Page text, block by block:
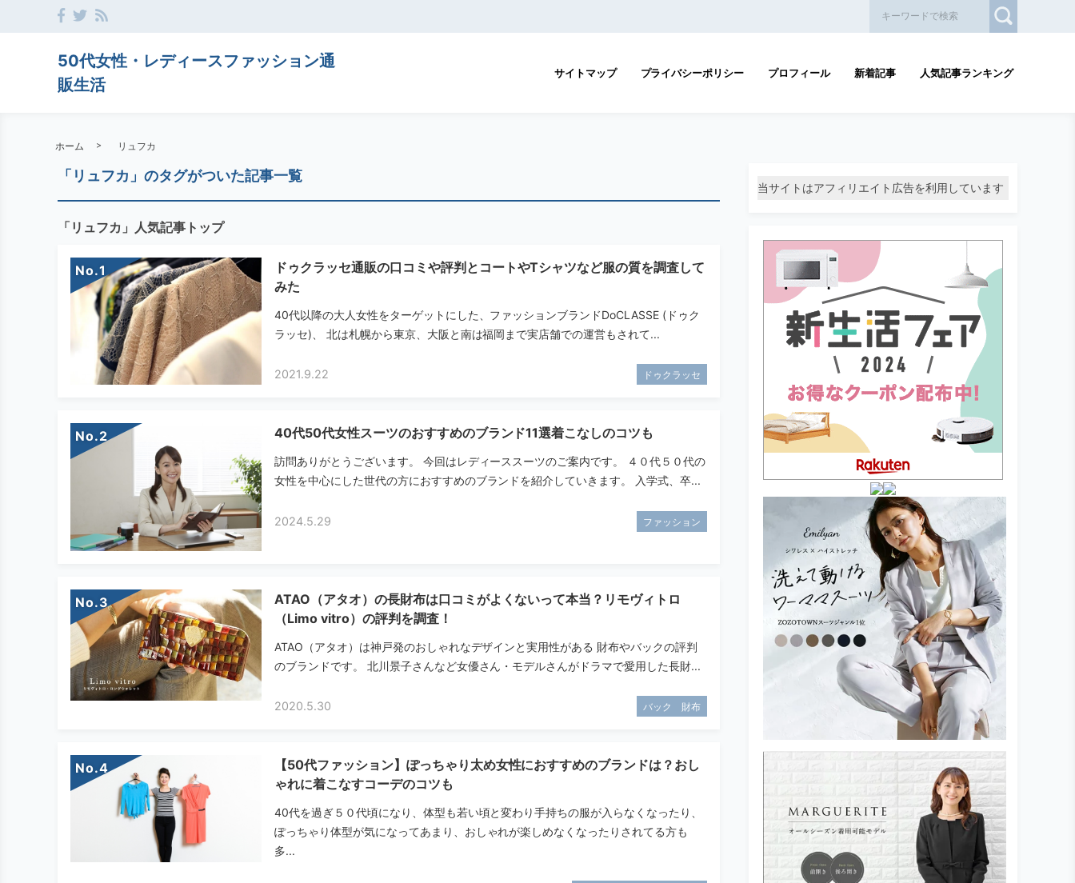
50代女性・レディースファッション通
販生活
サイトマップ プライバシーポリシー プロフィール 新着記事 人気記事ランキング
ホーム リュフカ
「リュフカ」のタグがついた記事一覧
「リュフカ」人気記事トップ
No.
ドゥクラッセ通販の口コミや評判とコートやTシャツなど服の質を調査して
みた
40代以降の大人女性をターゲットにした、ファッションブランドDoCLASSE (ドゥク
ラッセ)、 北は札幌から東京、大阪と南は福岡まで実店舗での運営もされて...
2021.9.22 ドゥクラッセ
No. 40代50代女性スーツのおすすめのブランド11選着こなしのコツも
訪問ありがとうございます。 今回はレディーススーツのご案内です。 ４０代５０代の
女性を中心にした世代の方におすすめのブランドを紹介していきます。 入学式、卒...
2024.5.29 ファッション
No.
ATAO（アタオ）の長財布は口コミがよくないって本当？リモヴィトロ
（Limo vitro）の評判を調査！
ATAO（アタオ）は神戸発のおしゃれなデザインと実用性がある 財布やバックの評判
のブランドです。 北川景子さんなど女優さん・モデルさんがドラマで愛用した長財...
2020.5.30 バック 財布
No.
【50代ファッション】ぽっちゃり太め女性におすすめのブランドは？おし
ゃれに着こなすコーデのコツも
40代を過ぎ５０代頃になり、体型も若い頃と変わり手持ちの服が入らなくなったり、
ぽっちゃり体型が気になってあまり、おしゃれが楽しめなくなったりされてる方も
多...
当サイトはアフィリエイト広告を利用しています